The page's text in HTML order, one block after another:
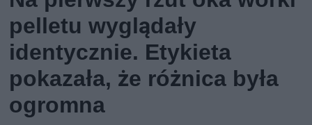
pelletu wyglądały
identycznie. Etykieta
pokazała, że różnica była
ogromna